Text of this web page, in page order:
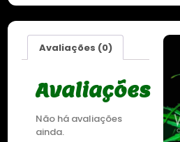
Avaliações (0)
Avaliações
Não há avaliações
ainda.